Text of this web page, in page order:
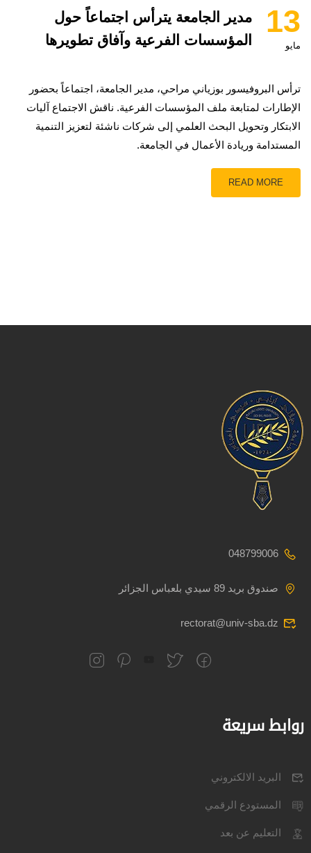
13
مايو
مدير الجامعة يترأس اجتماعاً حول
المؤسسات الفرعية وآفاق تطويرها
ترأس البروفيسور بوزياني مراحي، مدير الجامعة، اجتماعاً بحضور
الإطارات لمتابعة ملف المؤسسات الفرعية. ناقش الاجتماع آليات
الابتكار وتحويل البحث العلمي إلى شركات ناشئة لتعزيز التنمية
المستدامة وريادة الأعمال في الجامعة.
READ MORE
048799006
صندوق بريد 89 سيدي بلعباس الجزائر
rectorat@univ-sba.dz
روابط سريعة
البريد الالكتروني
المستودع الرقمي
التعليم عن بعد